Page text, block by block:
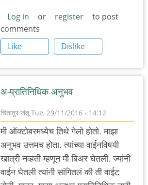
पुन्हा
एकदा
डेक्कन
रोंदेवू
(
टायपत
का
नाहीये
by
अबापट
Log in or register
to post
comments
Like
Dislike
अ-प्रातिनिधिक अनुभव
चिंतातुर जंतू Tue, 29/11/2016 - 14:12
In
पुन्हा
एकदा
मी ऑक्टोबरमध्येच तिथे गेलो होतो. माझा
अनुभव उत्तमच होता. त्यांच्या वाईनविषयी
खात्री नव्हती म्हणून मी बिअर घेतली. ज्यांनी
वाईन घेतली त्यांनी सांगितलं की ती वाईट